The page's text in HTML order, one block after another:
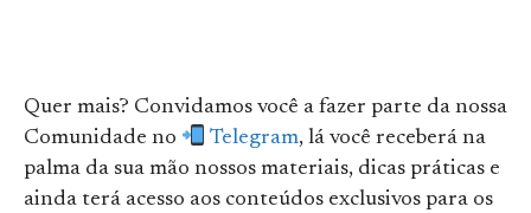
Quer mais? Convidamos você a fazer parte da nossa
Comunidade no
Telegram, lá você receberá na
palma da sua mão nossos materiais, dicas práticas e
ainda terá acesso aos conteúdos exclusivos para os